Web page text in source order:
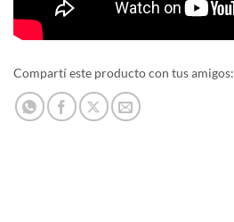
Compartí este producto con tus amigos: